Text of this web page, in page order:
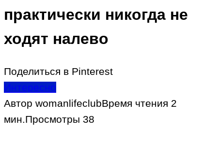
практически никогда не
ходят налево
Поделиться в Pinterest
Интересно
Автор womanlifeclubВремя чтения 2
мин.Просмотры 38